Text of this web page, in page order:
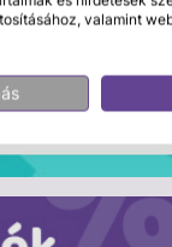
valamint